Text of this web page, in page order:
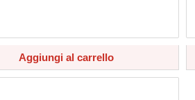
Aggiungi al carrello